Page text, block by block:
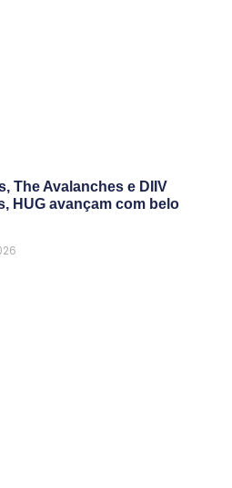
The Avalanches e DIIV
HUG avançam com belo